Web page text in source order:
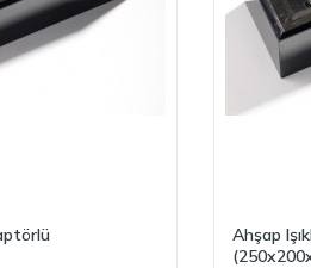
Ahşap